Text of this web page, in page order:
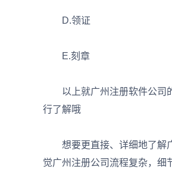
D.领证
E.刻章
以上就广州注册软件公司的
行了解哦
想要更直接、详细地了解广
觉广州注册公司流程复杂，细